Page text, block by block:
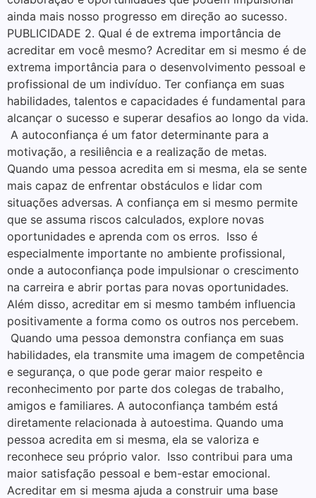
ainda mais nosso progresso em direção ao sucesso.
PUBLICIDADE 2. Qual é de extrema importância de
acreditar em você mesmo? Acreditar em si mesmo é de
extrema importância para o desenvolvimento pessoal e
profissional de um indivíduo. Ter confiança em suas
habilidades, talentos e capacidades é fundamental para
alcançar o sucesso e superar desafios ao longo da vida.
A autoconfiança é um fator determinante para a
motivação, a resiliência e a realização de metas.
Quando uma pessoa acredita em si mesma, ela se sente
mais capaz de enfrentar obstáculos e lidar com
situações adversas. A confiança em si mesmo permite
que se assuma riscos calculados, explore novas
oportunidades e aprenda com os erros. Isso é
especialmente importante no ambiente profissional,
onde a autoconfiança pode impulsionar o crescimento
na carreira e abrir portas para novas oportunidades.
Além disso, acreditar em si mesmo também influencia
positivamente a forma como os outros nos percebem.
Quando uma pessoa demonstra confiança em suas
habilidades, ela transmite uma imagem de competência
e segurança, o que pode gerar maior respeito e
reconhecimento por parte dos colegas de trabalho,
amigos e familiares. A autoconfiança também está
diretamente relacionada à autoestima. Quando uma
pessoa acredita em si mesma, ela se valoriza e
reconhece seu próprio valor. Isso contribui para uma
maior satisfação pessoal e bem-estar emocional.
Acreditar em si mesma ajuda a construir uma base